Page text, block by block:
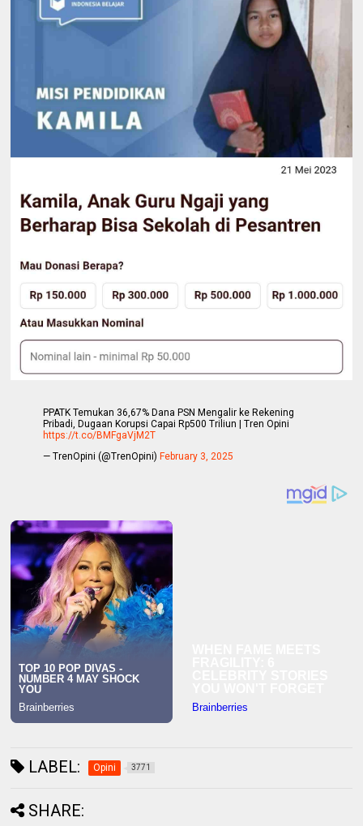
PPATK Temukan 36,67% Dana PSN Mengalir ke Rekening
Pribadi, Dugaan Korupsi Capai Rp500 Triliun | Tren Opini
https://t.co/BMFgaVjM2T
— TrenOpini (@TrenOpini)February 3, 2025
LABEL: Opini 3771
SHARE: